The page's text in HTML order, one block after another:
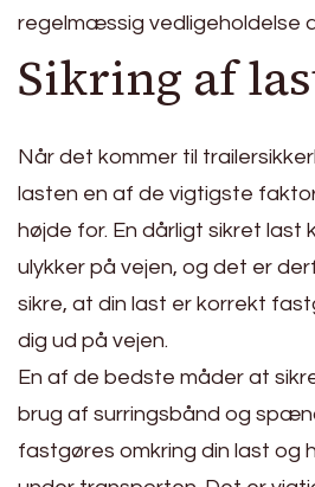
regelmæssig vedligeholdelse
Sikring af
Når det kommer til
lasten en af de vigtigste
højde for. En dårligt sikret last
ulykker på vejen, og det er
sikre, at din last er korrekt
dig ud på vejen.
En af de bedste måder at
brug af surringsbånd og
fastgøres omkring din last og